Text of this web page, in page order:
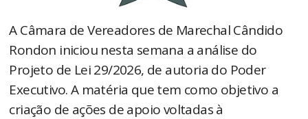
A Câmara de Vereadores de Marechal Cândido
Rondon iniciou nesta semana a análise do
Projeto de Lei 29/2026, de autoria do Poder
Executivo. A matéria que tem como objetivo a
criação de ações de apoio voltadas à